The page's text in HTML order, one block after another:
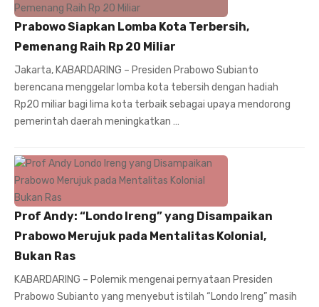
Prabowo Siapkan Lomba Kota Terbersih,
Pemenang Raih Rp 20 Miliar
Jakarta, KABARDARING – Presiden Prabowo Subianto
berencana menggelar lomba kota tebersih dengan hadiah
Rp20 miliar bagi lima kota terbaik sebagai upaya mendorong
pemerintah daerah meningkatkan …
Prof Andy: “Londo Ireng” yang Disampaikan
Prabowo Merujuk pada Mentalitas Kolonial,
Bukan Ras
KABARDARING – Polemik mengenai pernyataan Presiden
Prabowo Subianto yang menyebut istilah “Londo Ireng” masih